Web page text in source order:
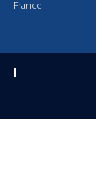
France